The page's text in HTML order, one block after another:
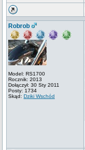
Robrob
Model: RS1700
Rocznik: 2013
Dołączył: 30 Sty 2011
Posty: 1734
Skąd: Dziki Wschód